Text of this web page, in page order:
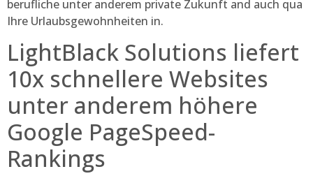
berufliche unter anderem private Zukunft and auch qua
Ihre Urlaubsgewohnheiten in.
LightBlack Solutions liefert
10x schnellere Websites
unter anderem höhere
Google PageSpeed-
Rankings